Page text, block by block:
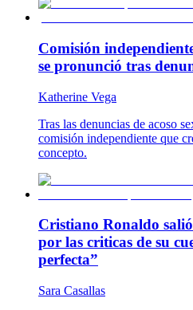
Comisión
se pronunció tras
Katherine Vega
Tras las denuncias de acoso
comisión independiente que
concepto.
Cristiano Ronaldo
por las criticas de su
perfecta”
Sara Casallas